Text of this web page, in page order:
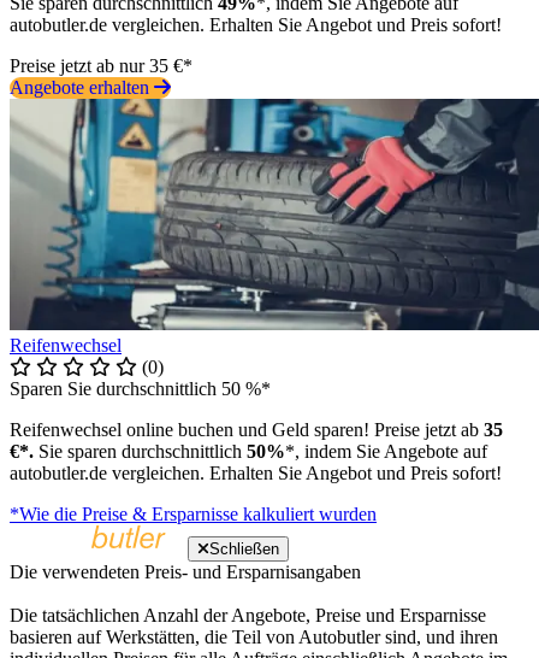
autobutler.de vergleichen. Erhalten Sie Angebot und Preis sofort!
Preise jetzt ab nur 35 €*
Angebote erhalten
Reifenwechsel
(0)
Sparen Sie durchschnittlich 50 %*
Reifenwechsel online buchen und Geld sparen! Preise jetzt ab 35
€*. Sie sparen durchschnittlich 50%*, indem Sie Angebote auf
autobutler.de vergleichen. Erhalten Sie Angebot und Preis sofort!
*Wie die Preise & Ersparnisse kalkuliert wurden
Schließen
Die verwendeten Preis- und Ersparnisangaben
Die tatsächlichen Anzahl der Angebote, Preise und Ersparnisse
basieren auf Werkstätten, die Teil von Autobutler sind, und ihren